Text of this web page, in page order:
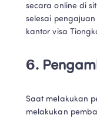
secara online di
selesai
kantor visa
6.
Saat melakukan
melakukan